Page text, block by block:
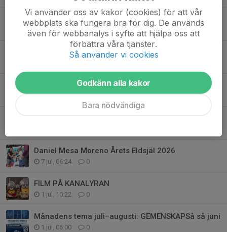
Melleruds IF - IF Haga
1 aug, 08:00 0
KOMMANDE FILMER PÅ CENTRUMSALONGEN
Semesterstängt på kansliet
13 jul, 06:00 0
Daniel Mesa Moreno Årets Eldsjäl 2026
7 jul, 06:24 0
FILM PÅ KANALYRAN
1 jul, 10:22 0
Månadens tema juli–augusti: GEMENSKAPSå så juni
1 jul, 06:00 0
Vi använder oss av kakor (cookies) för att vår
webbplats ska fungera bra för dig. De används
även för webbanalys i syfte att hjälpa oss att
förbättra våra tjänster.
Så använder vi cookies
Godkänn alla kakor
Bara nödvändiga